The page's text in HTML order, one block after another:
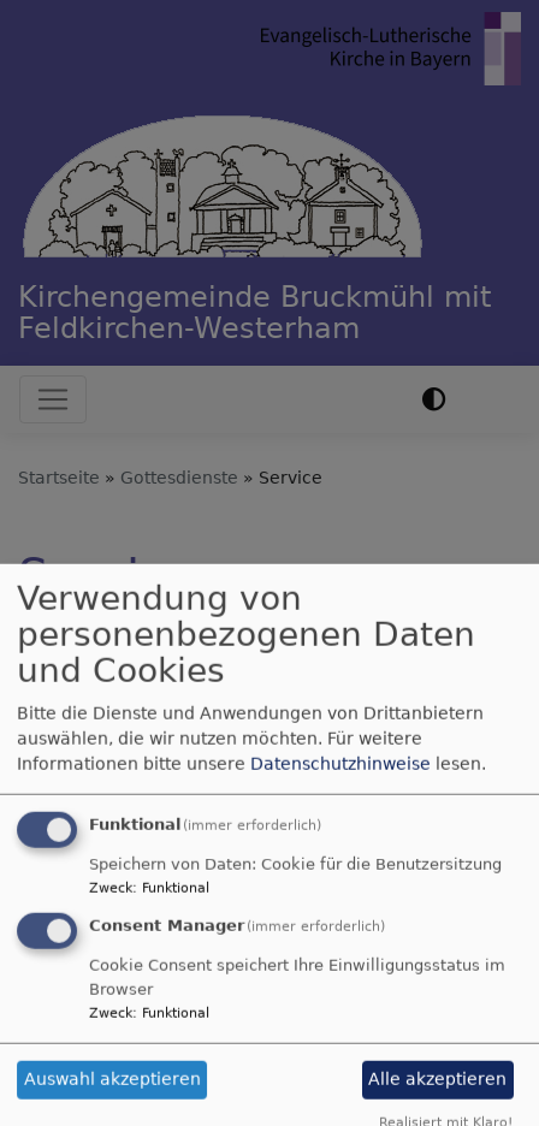
Kirchengemeinde Bruckmühl mit
Feldkirchen-Westerham
Hauptnavigation
Startseite Gottesdienste Service
Service
Wir möchten, dass Sie rund um unsere
Sie in dieser Rubrik alle Informationen zu den
kommenden Gottesdiensten.
GOTTESDIENST-TERMINE
Hier finden Sie die Gottesdienste in unserer
Gemeinde in den kommenden Wochen. Mit einem
Klick auf den einzelnen Gottesdienst erfahren Sie
alle Details.
PREDIGTEN ZUM NACHLESEN
Wenn Sie einen Gottesdienst versäumt haben oder
nochmal etwas nachlesen wollen, können Sie sich
hier die Predigten der vergangenen Sonntage
Verwendung von
personenbezogenen Daten
und Cookies
Bitte die Dienste und Anwendungen von Drittanbietern
auswählen, die wir nutzen möchten. Für weitere
Informationen bitte unsere Datenschutzhinweise lesen.
Funktional (immer erforderlich)
Speichern von Daten: Cookie für die Benutzersitzung
Zweck: Funktional
Consent Manager (immer erforderlich)
Cookie Consent speichert Ihre Einwilligungsstatus im
Browser
Zweck: Funktional
Auswahl akzeptieren Alle akzeptieren
Realisiert mit Klaro!